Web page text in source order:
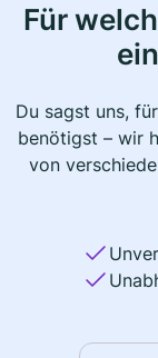
Für
Du sagst uns,
benötigst – wir
von